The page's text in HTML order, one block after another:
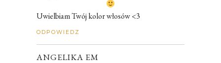
Uwielbiam Twój kolor włosów <3
ODPOWIEDZ
ANGELIKA EM